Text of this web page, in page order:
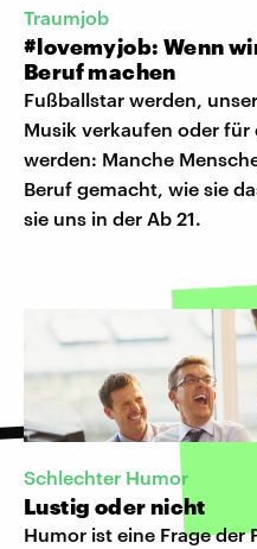
Traumjob
#lovemyjob: Wenn
Beruf machen
Fußballstar werden,
Musik verkaufen oder für
werden: Manche
Beruf gemacht, wie sie
sie uns in der Ab 21.
Schlechter Humor
Lustig oder nicht
Humor ist eine Frage der